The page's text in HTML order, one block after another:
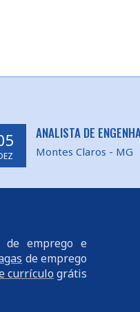
ANALISTA DE
Montes Claros - MG
de emprego e
de emprego
currículo grátis